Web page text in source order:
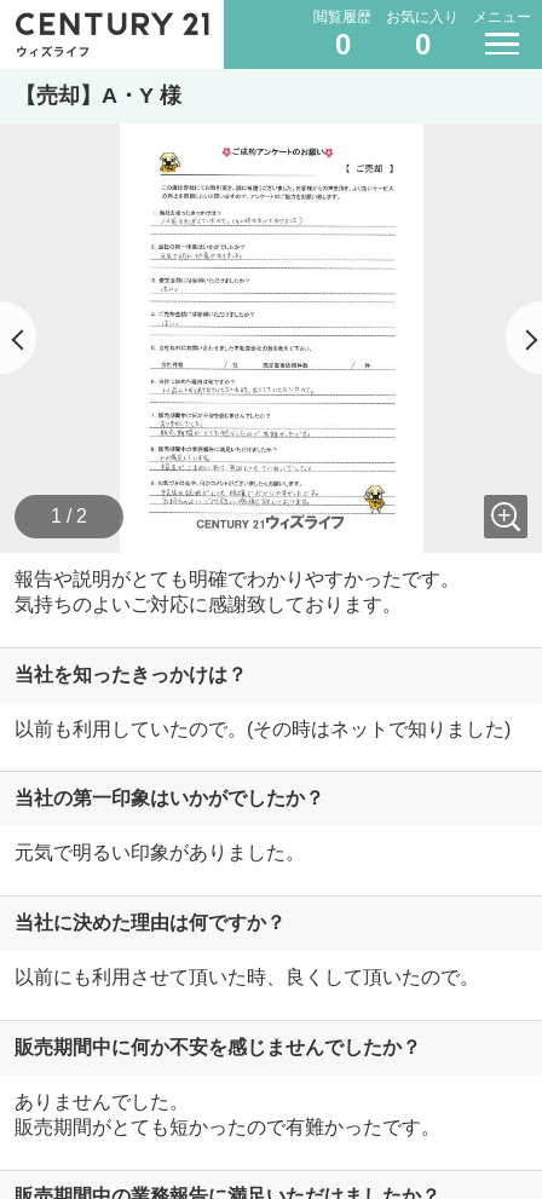
閲覧履歴
0
お気に入り
0
メニュー
【売却】A・Y 様
1 / 2
報告や説明がとても明確でわかりやすかったです。
気持ちのよいご対応に感謝致しております。
当社を知ったきっかけは？
以前も利用していたので。(その時はネットで知りました)
当社の第一印象はいかがでしたか？
元気で明るい印象がありました。
当社に決めた理由は何ですか？
以前にも利用させて頂いた時、良くして頂いたので。
販売期間中に何か不安を感じませんでしたか？
ありませんでした。
販売期間がとても短かったので有難かったです。